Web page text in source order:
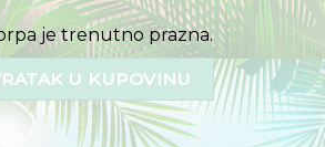
je trenutno prazna.
U KUPOVINU